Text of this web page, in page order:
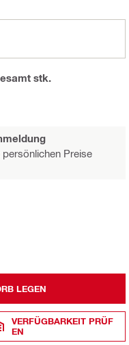
stk.
persönlichen Preise
LEGEN
VERFÜGBARKEIT PRÜF
EN